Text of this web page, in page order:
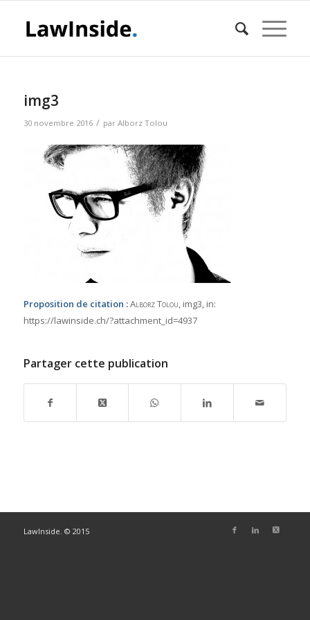
img3
30 novembre 2016 / par Alborz Tolou
Proposition de citation :Alborz Tolou, img3, in:
https://lawinside.ch/?attachment_id=4937
Partager cette publication
LawInside. © 2015